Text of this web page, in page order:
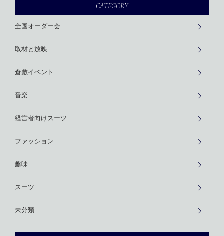
CATEGORY
全国オーダー会
取材と放映
倉敷イベント
音楽
経営者向けスーツ
ファッション
趣味
スーツ
未分類